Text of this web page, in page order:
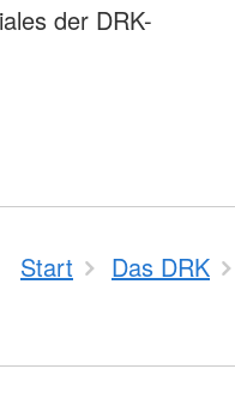
der DRK-
Start Das DRK